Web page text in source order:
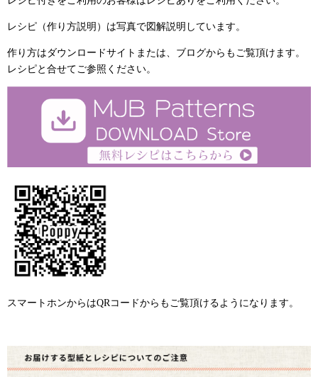
レシピ（作り方説明）は写真で図解説明しています。
作り方はダウンロードサイトまたは、ブログからもご覧頂けます。
レシピと合せてご参照ください。
スマートホンからはQRコードからもご覧頂けるようになります。